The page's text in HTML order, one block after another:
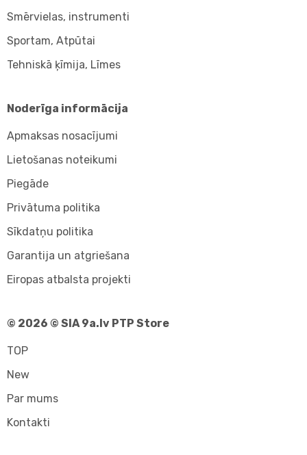
Smērvielas, instrumenti
Sportam, Atpūtai
Tehniskā ķīmija, Līmes
Noderīga informācija
Apmaksas nosacījumi
Lietošanas noteikumi
Piegāde
Privātuma politika
Sīkdatņu politika
Garantija un atgriešana
Eiropas atbalsta projekti
© 2026 © SIA 9a.lv PTP Store
TOP
New
Par mums
Kontakti